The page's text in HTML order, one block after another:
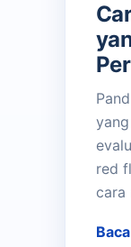
red
cara